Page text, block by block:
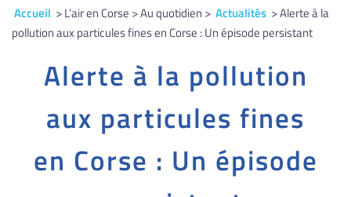
Accueil > L’air en Corse > Au quotidien > Actualités > Alerte à la
pollution aux particules fines en Corse : Un épisode persistant
Alerte à la pollution
aux particules fines
en Corse : Un épisode